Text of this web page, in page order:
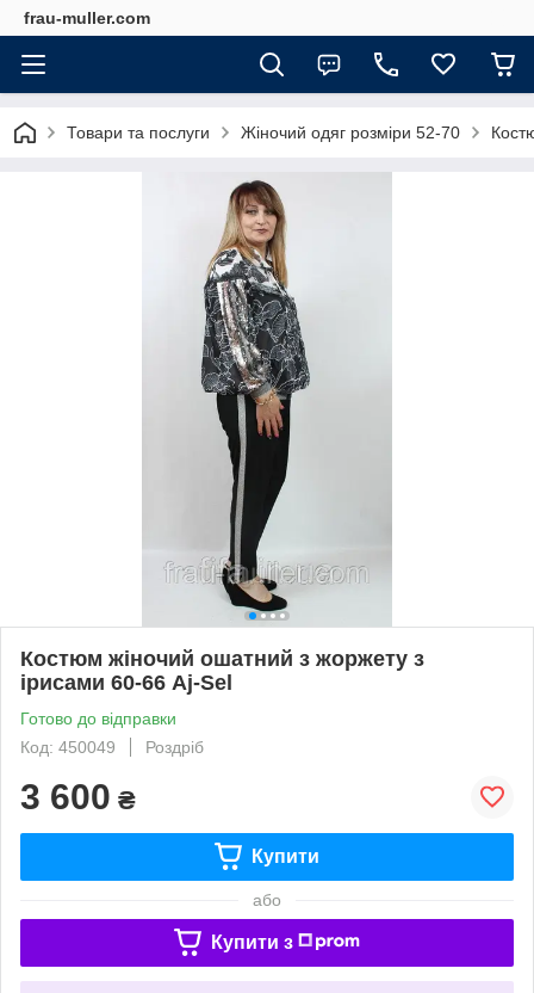
frau-muller.com
Товари та послуги Жіночий одяг розміри 52-70
Костюм жіночий ошатний з жоржету з
ірисами 60-66 Aj-Sel
Готово до відправки
Код: 450049
Роздріб
3 600 ₴
Купити
або
Купити з